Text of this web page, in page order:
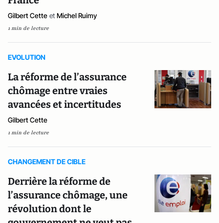
Gilbert Cette et Michel Ruimy
1 min de lecture
EVOLUTION
La réforme de l’assurance
chômage entre vraies
avancées et incertitudes
Gilbert Cette
1 min de lecture
CHANGEMENT DE CIBLE
Derrière la réforme de
l’assurance chômage, une
révolution dont le